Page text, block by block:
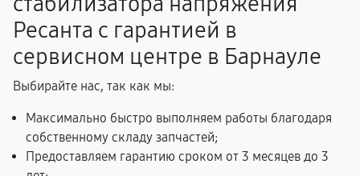
Ресанта с гарантией в
сервисном центре в Барнауле
Выбирайте нас, так как мы:
Максимально быстро выполняем работы благодаря
собственному складу запчастей;
Предоставляем гарантию сроком от 3 месяцев до 3